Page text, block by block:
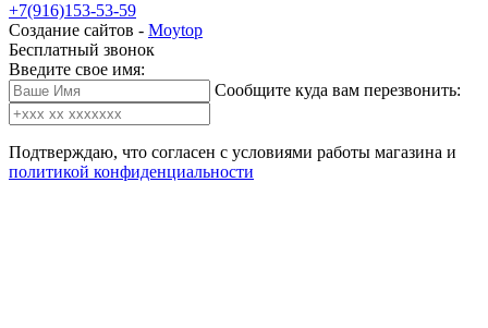
+7(916)153-53-59
Создание сайтов - Moytop
Бесплатный звонок
Введите свое имя:
Сообщите куда вам перезвонить:
Подтверждаю, что согласен с условиями работы магазина и
политикой конфиденциальности